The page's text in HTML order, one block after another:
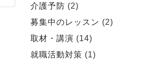
介護予防 (2)
募集中のレッスン (2)
取材・講演 (14)
就職活動対策 (1)